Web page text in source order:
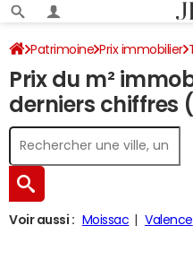
Patrimoine Prix immobilier
Prix du m²
derniers chiffres
Voir aussi : Moissac Valence